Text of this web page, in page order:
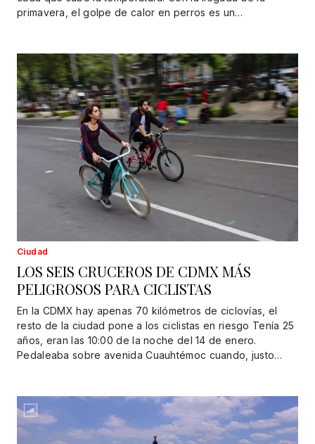
primavera, el golpe de calor en perros es un…
Ciudad
LOS SEIS CRUCEROS DE CDMX MÁS
PELIGROSOS PARA CICLISTAS
En la CDMX hay apenas 70 kilómetros de ciclovías, el
resto de la ciudad pone a los ciclistas en riesgo Tenía 25
años, eran las 10:00 de la noche del 14 de enero.
Pedaleaba sobre avenida Cuauhtémoc cuando, justo…